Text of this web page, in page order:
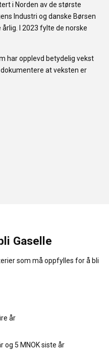
i Norden av de største
Industri og danske Børsen
årlig. I 2023 fylte de norske
har opplevd betydelig vekst
at veksten er
Gaselle
som må oppfylles for å bli
år
og 5 MNOK siste år